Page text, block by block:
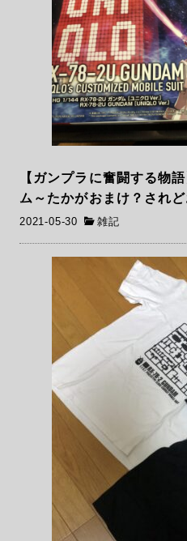
【ガンプラに奮闘する物
ム～たかがおまけ？され
2021-05-30 雑記